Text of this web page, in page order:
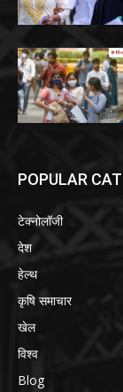
POPULAR
टेक्नोलॉजी
देश
हेल्थ
कृषि समाचार
खेल
विश्व
Blog